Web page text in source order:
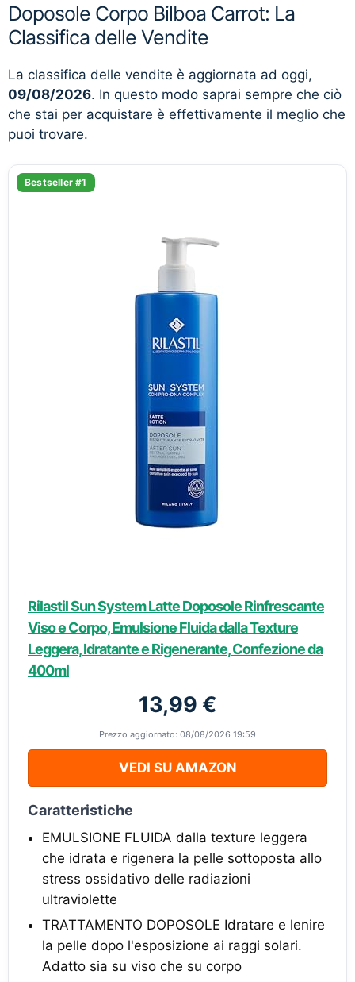
Doposole Corpo Bilboa Carrot: La
Classifica delle Vendite
La classifica delle vendite è aggiornata ad oggi,
09/08/2026. In questo modo saprai sempre che ciò
che stai per acquistare è effettivamente il meglio che
puoi trovare.
Bestseller #1
Rilastil Sun System Latte Doposole Rinfrescante
Viso e Corpo, Emulsione Fluida dalla Texture
Leggera, Idratante e Rigenerante, Confezione da
400ml
13,99 €
Prezzo aggiornato: 08/08/2026 19:59
VEDI SU AMAZON
Caratteristiche
EMULSIONE FLUIDA dalla texture leggera
che idrata e rigenera la pelle sottoposta allo
stress ossidativo delle radiazioni
ultraviolette
TRATTAMENTO DOPOSOLE Idratare e lenire
la pelle dopo l'esposizione ai raggi solari.
Adatto sia su viso che su corpo